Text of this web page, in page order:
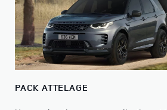
PACK ATTELAGE